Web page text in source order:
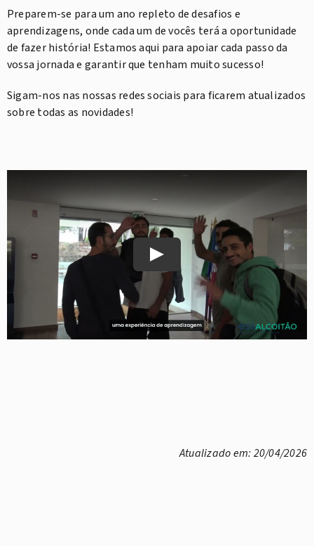
Preparem-se para um ano repleto de desafios e
aprendizagens, onde cada um de vocês terá a oportunidade
de fazer história! Estamos aqui para apoiar cada passo da
vossa jornada e garantir que tenham muito sucesso!
Sigam-nos nas nossas redes sociais para ficarem atualizados
sobre todas as novidades!
Atualizado em: 20/04/2026